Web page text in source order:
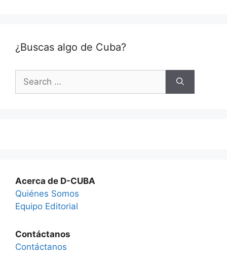
¿Buscas algo de Cuba?
Search
for:
Acerca de D-CUBA
Quiénes Somos
Equipo Editorial
Contáctanos
Contáctanos